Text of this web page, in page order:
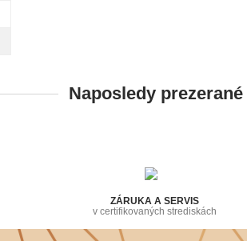
Naposledy prezerané
ZÁRUKA A SERVIS
v certifikovaných strediskách